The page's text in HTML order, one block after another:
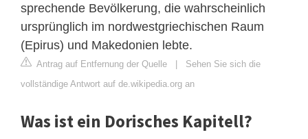
sprechende Bevölkerung, die wahrscheinlich
ursprünglich im nordwestgriechischen Raum
(Epirus) und Makedonien lebte.
Antrag auf Entfernung der Quelle | Sehen Sie sich die
vollständige Antwort auf de.wikipedia.org an
Was ist ein Dorisches Kapitell?